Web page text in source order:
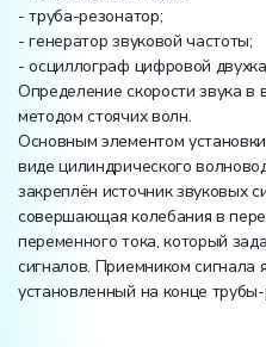
- труба-резонатор;
- генератор звуковой частоты;
- осциллограф цифровой
Определение скорости звука в
методом стоячих волн.
Основным элементом
виде цилиндрического
закреплён источник звуковых
совершающая колебания в
переменного тока, который
сигналов. Приемником сигнала
установленный на конце